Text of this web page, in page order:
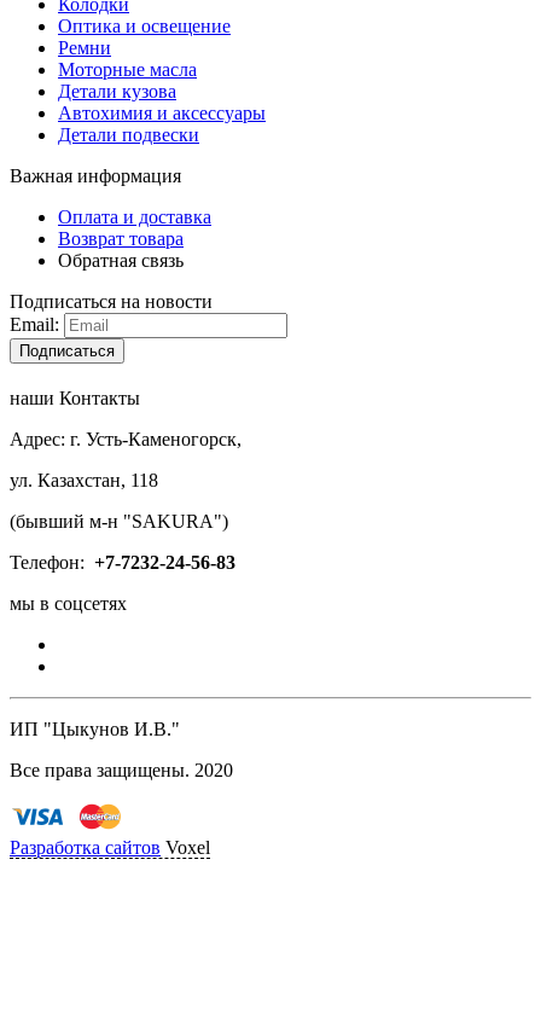
Колодки
Оптика и освещение
Ремни
Моторные масла
Детали кузова
Автохимия и аксессуары
Детали подвески
Важная информация
Оплата и доставка
Возврат товара
Обратная связь
Подписаться на новости
Email:
Подписаться
наши Контакты
Адрес: г. Усть-Каменогорск,
ул. Казахстан, 118
(бывший м-н "SAKURA")
Телефон: +7-7232-24-56-83
мы в соцсетях
ИП "Цыкунов И.В."
Все права защищены. 2020
Разработка сайтов Voxel